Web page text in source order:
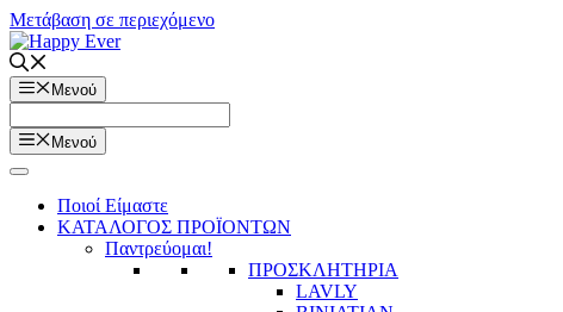
Μετάβαση σε περιεχόμενο
Μενού
Μενού
Ποιοί Είμαστε
ΚΑΤΑΛΟΓΟΣ ΠΡΟΪΟΝΤΩΝ
Παντρεύομαι!
ΠΡΟΣΚΛΗΤΗΡΙΑ
LAVLY